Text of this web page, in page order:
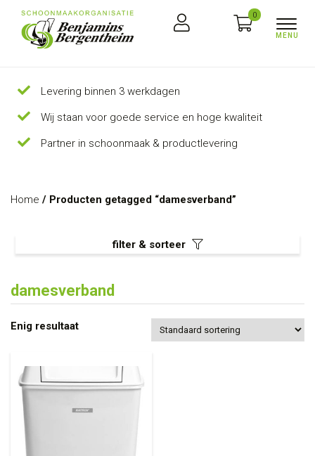
0
Levering binnen 3 werkdagen
Wij staan voor goede service en hoge kwaliteit
Partner in schoonmaak & productlevering
damesverband
Enig resultaat
Home / Producten getagged “damesverband”
filter & sorteer